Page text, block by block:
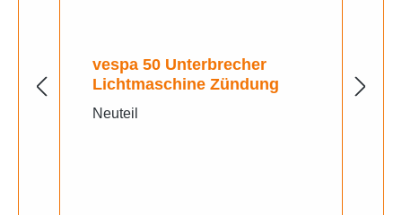
vespa 50 Unterbrecher
Lichtmaschine Zündung
Neuteil